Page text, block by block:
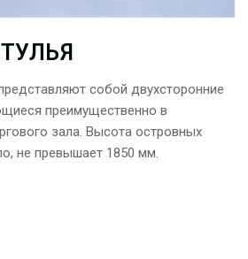
собой двухсторонние
преимущественно в
зала. Высота островных
не превышает 1850 мм.